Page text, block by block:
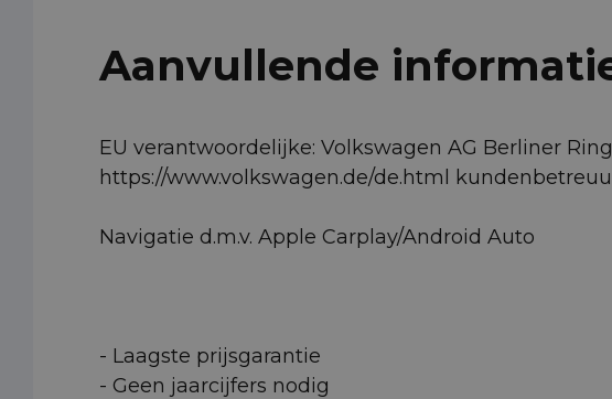
Aanvullende
EU verantwoordelijke: Volkswagen AG Berliner
https://www.volkswagen.de/de.html
Navigatie d.m.v. Apple Carplay/Android Auto
- Laagste prijsgarantie
- Geen jaarcijfers nodig